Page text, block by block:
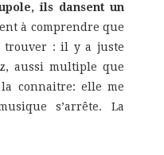
ils dansent un
à comprendre que
trouver : il y a juste
aussi multiple que
connaitre: elle me
s’arrête. La